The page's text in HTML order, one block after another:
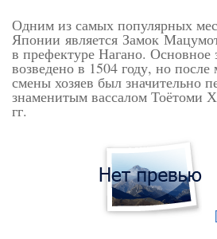
Одним из самых популярных
Японии является Замок
в префектуре Нагано. Основное
возведено в 1504 году, но
смены хозяев был значительно
знаменитым вассалом Тоётоми
гг.